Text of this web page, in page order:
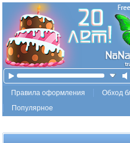
Правила оформления
Обход
Популярное